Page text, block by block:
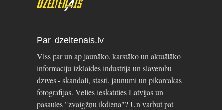
Par dzeltenais.lv
Viss par un ap jaunāko, karstāko un aktuālāko
informāciju izklaides industrijā un slavenību
dzīvēs - skandāli, stāsti, jaunumi un pikantākās
fotogrāfijas. Vēlies ieskatīties Latvijas un
pasaules "zvaigžņu ikdienā"? Un varbūt pat